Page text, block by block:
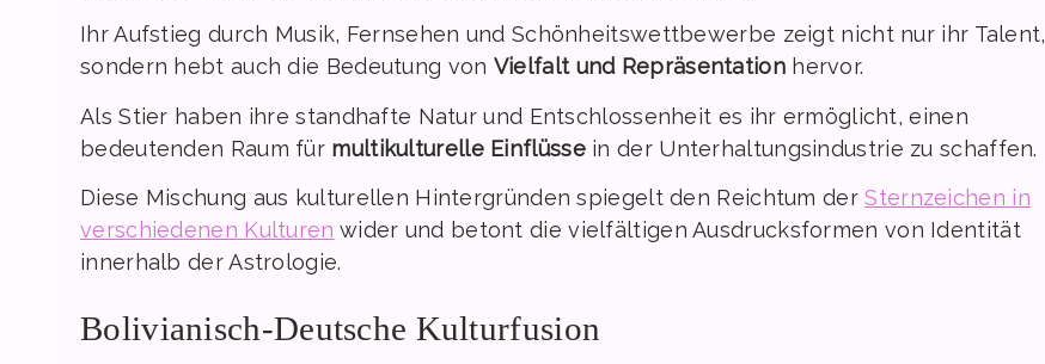
Ihr Aufstieg durch Musik, Fernsehen und Schönheitswettbewerbe zeigt nicht nur ihr Talent,
sondern hebt auch die Bedeutung von Vielfalt und Repräsentationhervor.
Als Stier haben ihre standhafte Natur und Entschlossenheit es ihr ermöglicht, einen
bedeutenden Raum für multikulturelle Einflüssein der Unterhaltungsindustrie zu schaffen.
Diese Mischung aus kulturellen Hintergründen spiegelt den Reichtum derSternzeichen in
verschiedenen Kulturen wider und betont die vielfältigen Ausdrucksformen von Identität
innerhalb der Astrologie.
Bolivianisch-Deutsche Kulturfusion